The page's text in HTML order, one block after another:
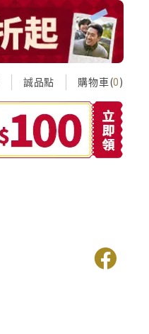
誠品點 購物車(0)